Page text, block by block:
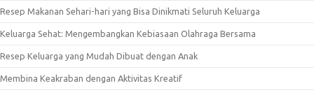
Resep Makanan Sehari-hari yang Bisa Dinikmati Seluruh Keluarga
Keluarga Sehat: Mengembangkan Kebiasaan Olahraga Bersama
Resep Keluarga yang Mudah Dibuat dengan Anak
Membina Keakraban dengan Aktivitas Kreatif